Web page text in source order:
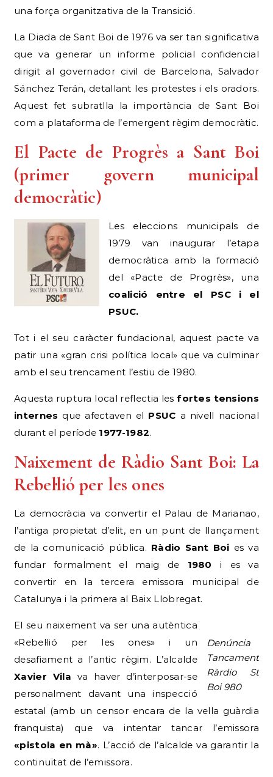
una força organitzativa de la Transició.
La Diada de Sant Boi de 1976 va ser tan significativa
que va generar un informe policial confidencial
dirigit al governador civil de Barcelona, Salvador
Sánchez Terán, detallant les protestes i els oradors.
Aquest fet subratlla la importància de Sant Boi
com a plataforma de l’emergent règim democràtic.
El Pacte de Progrès a Sant Boi
(primer govern municipal
democràtic)
Les eleccions municipals de
1979 van inaugurar l’etapa
democràtica amb la formació
del «Pacte de Progrès», una
coalició entre el PSC i el
PSUC.
Tot i el seu caràcter fundacional, aquest pacte va
patir una «gran crisi política local» que va culminar
amb el seu trencament l’estiu de 1980.
Aquesta ruptura local reflectia les fortes tensions
internes que afectaven el PSUC a nivell nacional
durant el període 1977-1982.
Naixement de Ràdio Sant Boi: La
Rebel·lió per les ones
La democràcia va convertir el Palau de Marianao,
l’antiga propietat d’elit, en un punt de llançament
de la comunicació pública. Ràdio Sant Boi es va
fundar formalment el maig de 1980 i es va
convertir en la tercera emissora municipal de
Catalunya i la primera al Baix Llobregat.
Denúncia
Tancament
Ràrdio St
Boi 980
El seu naixement va ser una autèntica
«Rebel·lió per les ones» i un
desafiament a l’antic règim. L’alcalde
Xavier Vila va haver d’interposar-se
personalment davant una inspecció
estatal (amb un censor encara de la vella guàrdia
franquista) que va intentar tancar l’emissora
«pistola en mà». L’acció de l’alcalde va garantir la
continuïtat de l’emissora.